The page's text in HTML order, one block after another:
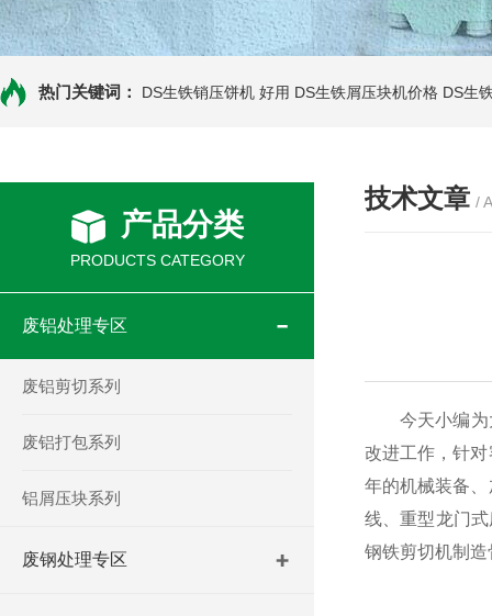
热门关键词： DS生铁销压饼机 好用 DS生铁屑压块机价格 DS生
产品分类
PRODUCTS CATEGORY
废铝处理专区
废铝剪切系列
废铝打包系列
铝屑压块系列
废钢处理专区
技术文章 /
今天小编为
改进工作，针
年的机械装备
线、重型龙门
钢铁剪切机制